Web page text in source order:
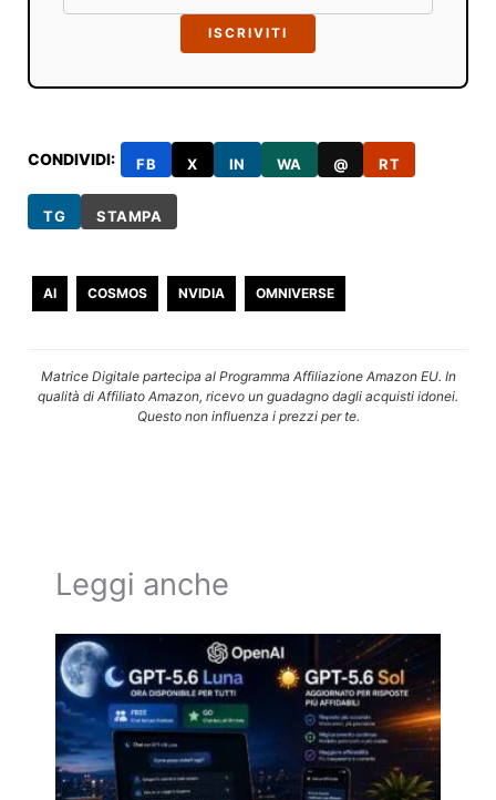
ISCRIVITI
CONDIVIDI: FB X IN WA @ RT
TG STAMPA
AI COSMOS NVIDIA OMNIVERSE
Matrice Digitale partecipa al Programma Affiliazione Amazon EU. In
qualità di Affiliato Amazon, ricevo un guadagno dagli acquisti idonei.
Questo non influenza i prezzi per te.
Leggi anche